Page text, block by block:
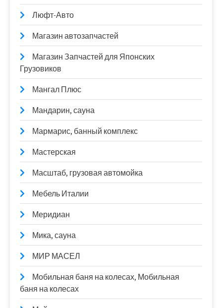
Люфт-Авто
Магазин автозапчастей
Магазин Запчастей для Японских
Грузовиков
Мангал Плюс
Мандарин, сауна
Мармарис, банный комплекс
Мастерская
Масштаб, грузовая автомойка
Мебель Италии
Меридиан
Мика, сауна
МИР МАСЕЛ
Мобильная баня на колесах, Мобильная
баня на колесах